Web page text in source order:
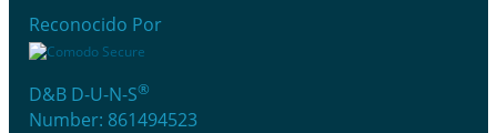
Reconocido Por
D&B D-U-N-S®
Number: 861494523